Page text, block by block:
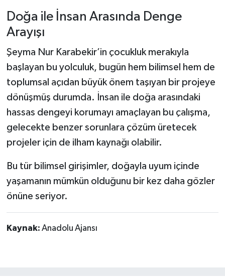
Doğa ile İnsan Arasında Denge
Arayışı
Şeyma Nur Karabekir’in çocukluk merakıyla
başlayan bu yolculuk, bugün hem bilimsel hem de
toplumsal açıdan büyük önem taşıyan bir projeye
dönüşmüş durumda. İnsan ile doğa arasındaki
hassas dengeyi korumayı amaçlayan bu çalışma,
gelecekte benzer sorunlara çözüm üretecek
projeler için de ilham kaynağı olabilir.
Bu tür bilimsel girişimler, doğayla uyum içinde
yaşamanın mümkün olduğunu bir kez daha gözler
önüne seriyor.
Kaynak: Anadolu Ajansı